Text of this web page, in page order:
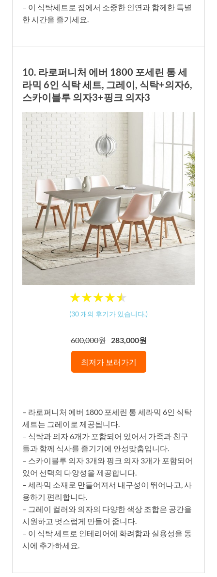
– 이 식탁세트로 집에서 소중한 인연과 함께한 특별
한 시간을 즐기세요.
10. 라로퍼니처 에버 1800 포세린 통 세
라믹 6인 식탁 세트, 그레이, 식탁+의자6,
스카이블루 의자3+핑크 의자3
★★★★★
★★★★★
(30 개의 후기가 있습니다.)
600,000원 283,000원
최저가 보러가기
– 라로퍼니처 에버 1800 포세린 통 세라믹 6인 식탁
세트는 그레이로 제공됩니다.
– 식탁과 의자 6개가 포함되어 있어서 가족과 친구
들과 함께 식사를 즐기기에 안성맞춤입니다.
– 스카이블루 의자 3개와 핑크 의자 3개가 포함되어
있어 선택의 다양성을 제공합니다.
– 세라믹 소재로 만들어져서 내구성이 뛰어나고, 사
용하기 편리합니다.
– 그레이 컬러와 의자의 다양한 색상 조합은 공간을
시원하고 멋스럽게 만들어 줍니다.
– 이 식탁 세트로 인테리어에 화려함과 실용성을 동
시에 추가하세요.